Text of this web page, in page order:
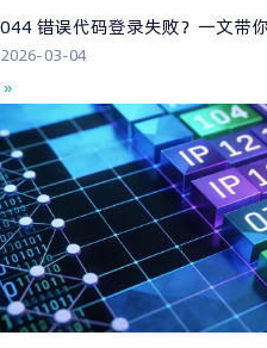
错误代码登录失败？一文带
2026-03-04